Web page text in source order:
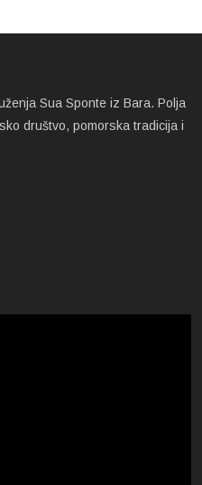
Sua Sponte iz Bara. Polja
društvo, pomorska tradicija i